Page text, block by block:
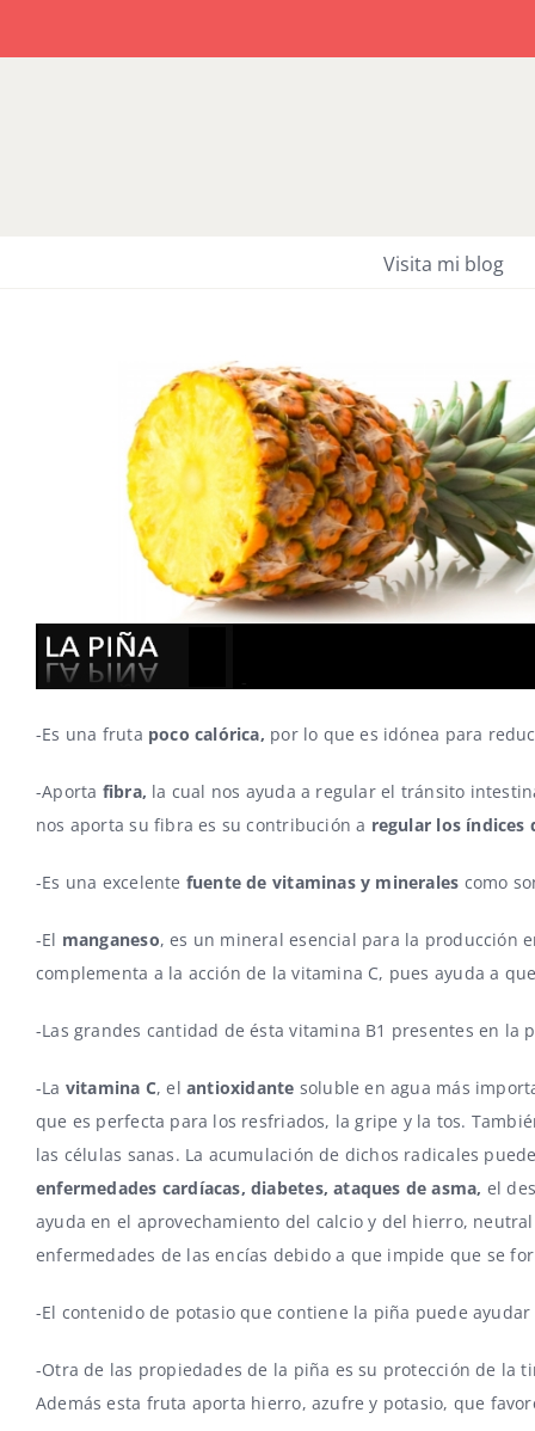
Visita mi blog
-Es una fruta poco calórica, por lo que es idónea para
-Aporta fibra, la cual nos ayuda a regular el tránsito
nos aporta su fibra es su contribución a regular los índices
-Es una excelente fuente de vitaminas y minerales como
-El manganeso, es un mineral esencial para la producción
complementa a la acción de la vitamina C, pues ayuda a
-Las grandes cantidad de ésta vitamina B1 presentes en la
-La vitamina C, elantioxidante soluble en agua más
que es perfecta para los resfriados, la gripe y la tos.
las células sanas. La acumulación de dichos radicales
enfermedades cardíacas, diabetes, ataques de asma, el
ayuda en el aprovechamiento del calcio y del hierro,
enfermedades de las encías debido a que impide que se
-El contenido de potasio que contiene la piña puede
-Otra de las propiedades de la piña es su protección de la
Además esta fruta aporta hierro, azufre y potasio, que